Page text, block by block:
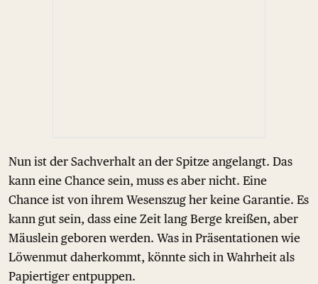
Nun ist der Sachverhalt an der Spitze angelangt. Das
kann eine Chance sein, muss es aber nicht. Eine
Chance ist von ihrem Wesenszug her keine Garantie. Es
kann gut sein, dass eine Zeit lang Berge kreißen, aber
Mäuslein geboren werden. Was in Präsentationen wie
Löwenmut daherkommt, könnte sich in Wahrheit als
Papiertiger entpuppen.